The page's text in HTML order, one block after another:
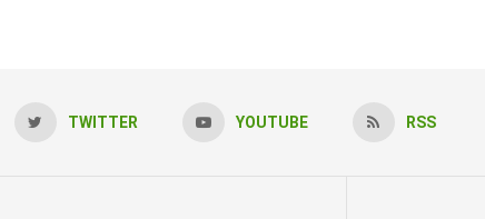
TWITTER YOUTUBE RSS